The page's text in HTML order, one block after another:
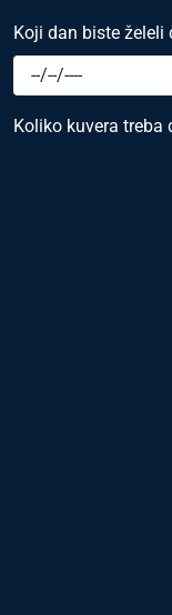
Koji dan biste želeli
Koliko kuvera treba